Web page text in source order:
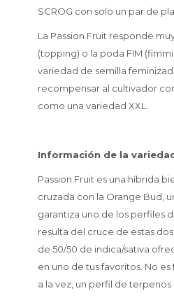
SCROG con solo un par de
La Passion Fruit responde
(topping) o la poda FIM
variedad de semilla
recompensar al cultivador
como una variedad XXL.
Información de la
Passion Fruit es una híbrida
cruzada con la Orange Bud,
garantiza uno de los perfiles
resulta del cruce de estas
de 50/50 de indica/sativa
en uno de tus favoritos. No
a la vez, un perfil de